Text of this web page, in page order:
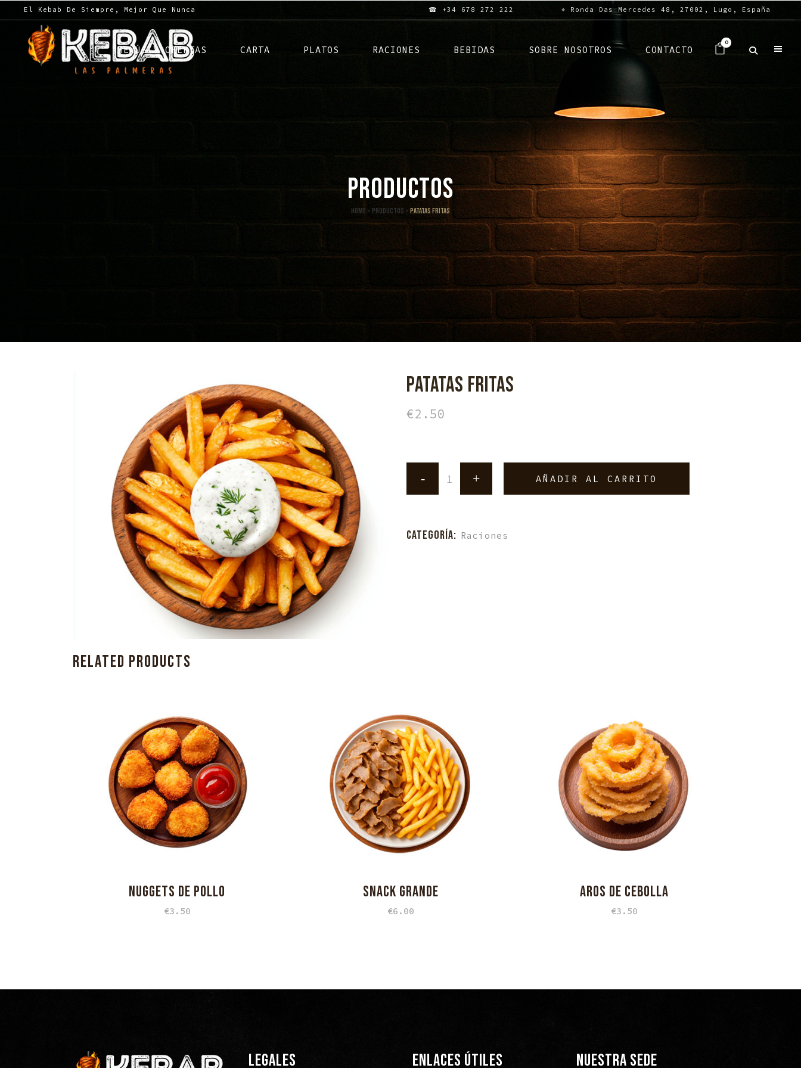
El Kebab De Siempre, Mejor Que Nunca ☎ +34 678 272 222 ⌖ Ronda Das Mercedes 48, 27002, Lugo, España
0
MENÚS Y OFERTAS CARTA PLATOS RACIONES BEBIDAS SOBRE NOSOTROS CONTACTO
PRODUCTOS
Home> Productos >Patatas fritas
PATATAS FRITAS
€2.50
fritas
AÑADIR AL CARRITO
CATEGORÍA: Raciones
RELATED PRODUCTS
NUGGETS DE POLLO
€3.50
SNACK GRANDE
€6.00
AROS DE CEBOLLA
€3.50
LEGALES ENLACES ÚTILES NUESTRA SEDE